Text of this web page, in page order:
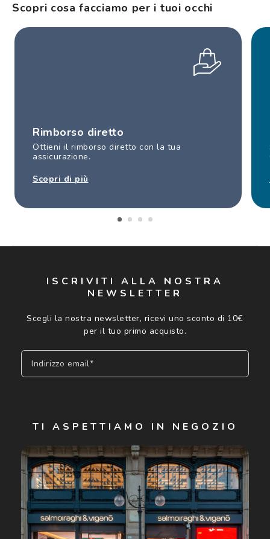
Scopri cosa facciamo per i tuoi occhi
Rimborso diretto
Ottieni il rimborso diretto con la tua
assicurazione.
Scopri di più
ISCRIVITI ALLA NOSTRA
NEWSLETTER
Scegli la nostra newsletter, ricevi uno sconto di 10€
per il tuo primo acquisto.
Indirizzo email*
Cliccando su "Iscriviti", confermo di avere più di 16 anni e
acconsento all'utilizzo dei miei Dati Personali da parte di
Luxottica Group S.p.A. per l'invio di offerte speciali, novità
ed altre comunicazioni di carattere pubblicitario (consultare
Informativa sulla privacyper ulteriori informazioni).
TI ASPETTIAMO IN NEGOZIO